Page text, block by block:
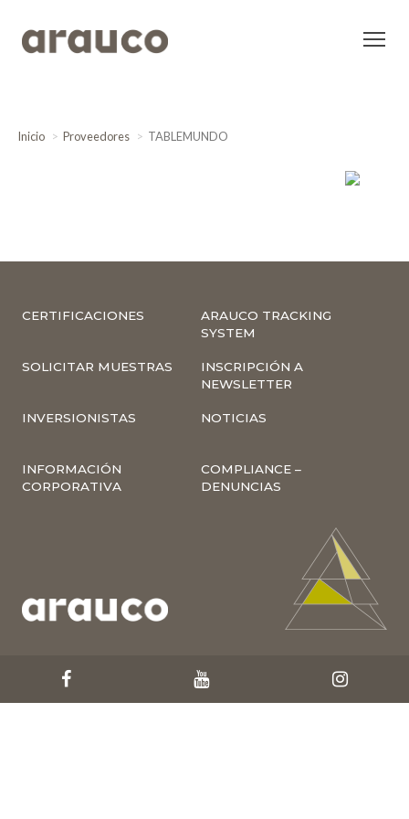
Inicio Proveedores TABLEMUNDO
CERTIFICACIONES
ARAUCO TRACKING
SYSTEM
SOLICITAR MUESTRAS
INSCRIPCIÓN A
NEWSLETTER
INVERSIONISTAS NOTICIAS
INFORMACIÓN
CORPORATIVA
COMPLIANCE –
DENUNCIAS